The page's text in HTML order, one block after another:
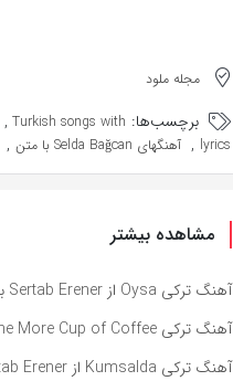
مجله ملود
برچسب‌ها: , Turkish songs with
lyrics
, آهنگهای Selda Bağcan با متن ,
مشاهده بیشتر
آهنگ ترکی Oysa از Sertab Erener به همراه متن و ترجمه مجزا
آهنگ ترکی One More Cup of Coffee از Sertab Erener به همراه متن و ترجمه مجزا
آهنگ ترکی Kumsalda از Sertab Erener به همراه متن و ترجمه مجزا